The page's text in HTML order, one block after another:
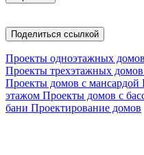
Поделиться ссылкой
Проекты одноэтажных домов
Проекты трехэтажных домов
Проекты домов с мансардой
этажом Проекты домов с
бани Проектирование домов